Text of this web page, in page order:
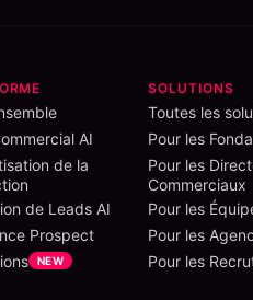
AI
de la
de Leads AI
Prospect
NEW
SOLUTIONS
Toutes les
Pour les
Pour les
Commerciaux
Pour les
Pour les
Pour les